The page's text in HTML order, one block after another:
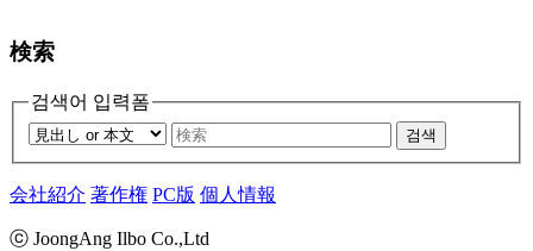
検索
검색어 입력폼
검색
会社紹介 著作権 PC版 個人情報
ⓒ JoongAng Ilbo Co.,Ltd